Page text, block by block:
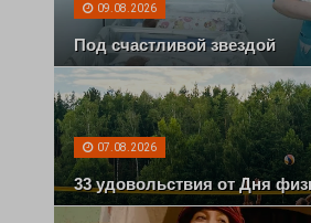
09.08.2026
Под счастливой звездой
07.08.2026
33 удовольствия от Дня